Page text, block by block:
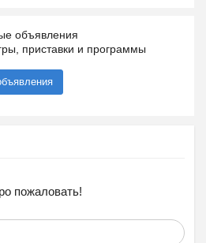
объявления
приставки и программы
пожаловать!